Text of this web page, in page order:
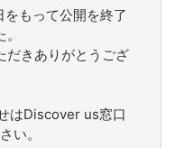
もって公開を終了
だきありがとうござ
はDiscover us窓口
い。